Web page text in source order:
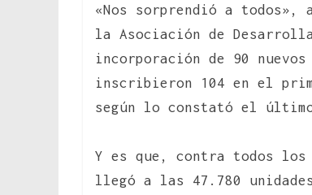
«Nos sorprendió a todos»,
la Asociación de
incorporación de 90
inscribieron 104 en el
según lo constató el
Y es que, contra todos
llegó a las 47.780